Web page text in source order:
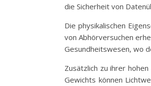
die Sicherheit von
Die physikalischen
von Abhörversuchen
Gesundheitswesen, wo
Zusätzlich zu ihrer
Gewichts können